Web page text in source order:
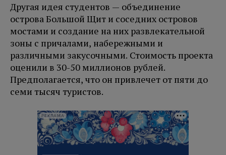
Другая идея студентов — объединение
острова Большой Щит и соседних островов
мостами и создание на них развлекательной
зоны с причалами, набережными и
различными закусочными. Стоимость проекта
оценили в 30-50 миллионов рублей.
Предполагается, что он привлечет от пяти до
семи тысяч туристов.
РЕКЛАМА